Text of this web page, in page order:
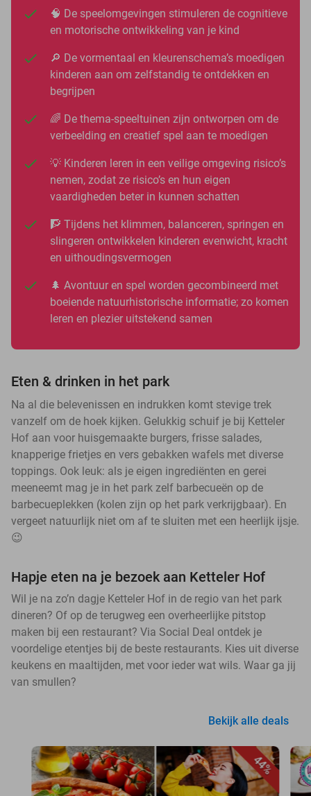
🧠 De speelomgevingen stimuleren de cognitieve
en motorische ontwikkeling van je kind
🔎 De vormentaal en kleurenschema’s moedigen
kinderen aan om zelfstandig te ontdekken en
begrijpen
🌈 De thema-speeltuinen zijn ontworpen om de
verbeelding en creatief spel aan te moedigen
💡 Kinderen leren in een veilige omgeving risico’s
nemen, zodat ze risico’s en hun eigen
vaardigheden beter in kunnen schatten
🧗 Tijdens het klimmen, balanceren, springen en
slingeren ontwikkelen kinderen evenwicht, kracht
en uithoudingsvermogen
🌲 Avontuur en spel worden gecombineerd met
boeiende natuurhistorische informatie; zo komen
leren en plezier uitstekend samen
Eten & drinken in het park
Na al die belevenissen en indrukken komt stevige trek
vanzelf om de hoek kijken. Gelukkig schuif je bij Ketteler
Hof aan voor huisgemaakte burgers, frisse salades,
knapperige frietjes en vers gebakken wafels met diverse
toppings. Ook leuk: als je eigen ingrediënten en gerei
meeneemt mag je in het park zelf barbecueën op de
barbecueplekken (kolen zijn op het park verkrijgbaar). En
vergeet natuurlijk niet om af te sluiten met een heerlijk ijsje.
😉
Hapje eten na je bezoek aan Ketteler Hof
Wil je na zo’n dagje Ketteler Hof in de regio van het park
dineren? Of op de terugweg een overheerlijke pitstop
maken bij een restaurant? Via Social Deal ontdek je
voordelige etentjes bij de beste restaurants. Kies uit diverse
keukens en maaltijden, met voor ieder wat wils. Waar ga jij
van smullen?
Bekijk alle deals
44%